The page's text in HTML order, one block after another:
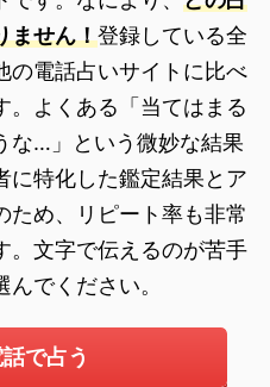
ません！登録している全
の電話占いサイトに比べ
。よくある「当てはまる
な…」という微妙な結果
に特化した鑑定結果とア
ため、リピート率も非常
。文字で伝えるのが苦手
でください。
で占う